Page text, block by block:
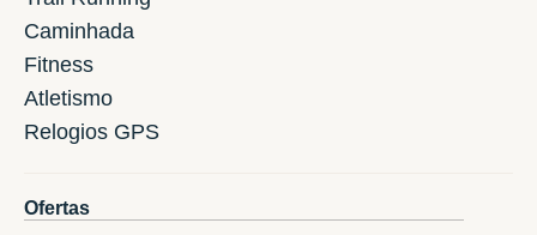
Caminhada
Fitness
Atletismo
Relogios GPS
Ofertas